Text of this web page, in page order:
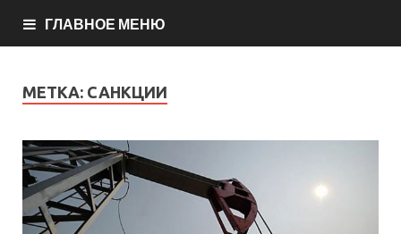
ГЛАВНОЕ МЕНЮ
МЕТКА: САНКЦИИ